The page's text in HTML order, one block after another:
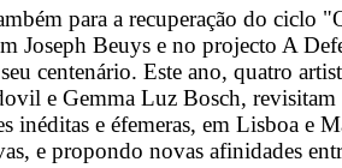
para a recuperação do ciclo
Joseph Beuys e no projecto A
centenário. Este ano, quatro
e Gemma Luz Bosch, revisitam
inéditas e éfemeras, em Lisboa e
e propondo novas afinidades